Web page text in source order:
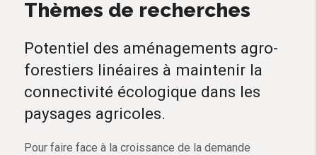
Thèmes de recherches
Potentiel des aménagements agro-
forestiers linéaires à maintenir la
connectivité écologique dans les
paysages agricoles.
Pour faire face à la croissance de la demande